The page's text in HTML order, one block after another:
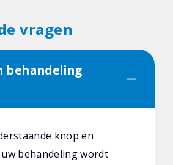
vragen
behandeling
knop en
behandeling wordt